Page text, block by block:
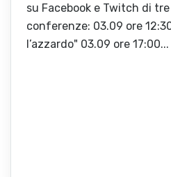
su Facebook e Twitch di
conferenze: 03.09 ore
l’azzardo" 03.09 ore 17:00...